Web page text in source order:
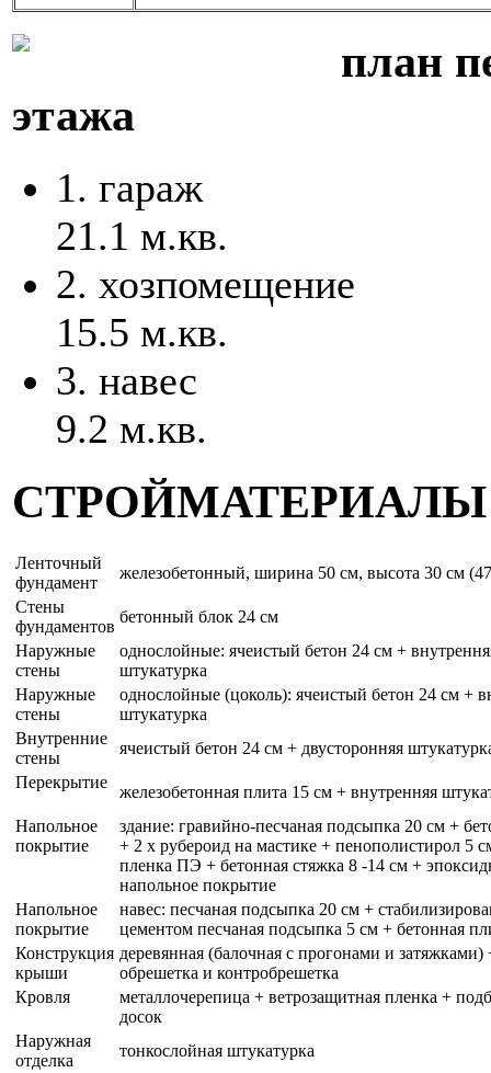
план
этажа
1. гараж
21.1 м.кв.
2. хозпомещениe
15.5 м.кв.
3. навес
9.2 м.кв.
СТРОЙМАТЕРИАЛЫ
Ленточный
фундамент
железобетонный, ширина 50 см, высота 30 см
Стены
фундаментов
бетонный блок 24 см
Наружные
стены
однослойные: ячеистый бетон 24 см +
штукатурка
Наружные
стены
однослойные (цоколь): ячеистый бетон 24 см +
штукатурка
Внутренние
стены
ячеистый бетон 24 см + двусторонняя
Перекрытиe
железобетонная плита 15 см + внутренняя
Напольное
покрытие
здание: гравийно-песчаная подсыпка 20 см +
+ 2 x рубероид на мастике + пенополистирол 5
пленка ПЭ + бетонная стяжка 8 -14 см +
напольное покрытие
Напольное
покрытие
навес: песчаная подсыпка 20 см +
цементом песчаная подсыпка 5 см + бетонная
Конструкция
крыши
деревянная (балочная с прогонами и затяжками)
обрешетка и контробрешетка
Кровля
металлочерепица + ветрозащитная пленка +
досок
Наружная
отделка
тонкослойная штукатурка